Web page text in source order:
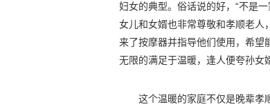
妇女的典型。俗话说的好，“不是
女儿和女婿也非常尊敬和孝顺老人
来了按摩器并指导他们使用，希望
无限的满足于温暖，逢人便夸孙女
这个温暖的家庭不仅是晚辈孝